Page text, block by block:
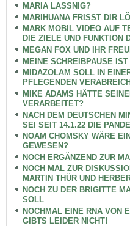
MARIA LASSNIG?
MARIHUANA FRISST DIR
MARK MOBIL VIDEO AUF
DIE ZIELE UND FUNKTION
MEGAN FOX UND IHR
MEINE SCHREIBPAUSE
MIDAZOLAM SOLL IN
PFLEGENDEN
MIKE ADAMS HÄTTE
VERARBEITET?
NACH DEM DEUTSCHEN
SEI SEIT 14.1.22 DIE
NOAM CHOMSKY WÄRE
GEWESEN?
NOCH ERGÄNZEND ZUR
NOCH MAL ZUR
MARTIN THÜR UND
NOCH ZU DER BRIGITTE
SOLL
NOCHMAL EINE RNA VON
GIBTS LEIDER NICHT!